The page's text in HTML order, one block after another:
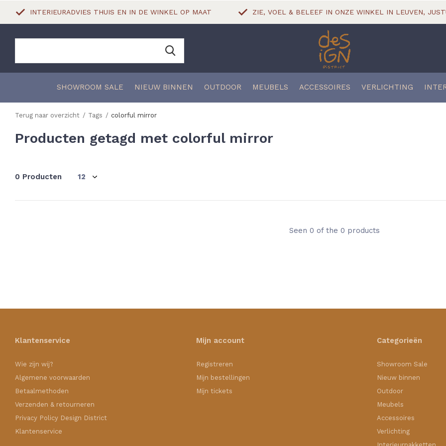
SHOWROOM SALE NIEUW BINNEN OUTDOOR MEUBELS ACCESSOIRES VERLICHTING
INTERIEURADVIES THUIS EN IN DE WINKEL OP MAAT ZIE, VOEL & BELEEF IN ONZE WINKEL IN LEUVEN,
Terug naar overzicht Tags colorful mirror
Producten getagd met colorful mirror
0 Producten
Seen 0 of the 0 products
Klantenservice
Wie zijn wij?
Algemene voorwaarden
Betaalmethoden
Verzenden & retourneren
Privacy Policy Design District
Klantenservice
Mijn account
Registreren
Mijn bestellingen
Mijn tickets
Categorieën
Showroom Sale
Nieuw binnen
Outdoor
Meubels
Accessoires
Verlichting